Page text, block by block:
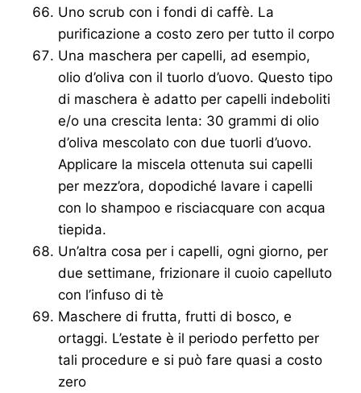
Uno scrub con i fondi di caffè. La
purificazione a costo zero per tutto il corpo
Una maschera per capelli, ad esempio,
olio d’oliva con il tuorlo d’uovo. Questo tipo
di maschera è adatto per capelli indeboliti
e/o una crescita lenta: 30 grammi di olio
d’oliva mescolato con due tuorli d’uovo.
Applicare la miscela ottenuta sui capelli
per mezz’ora, dopodiché lavare i capelli
con lo shampoo e risciacquare con acqua
tiepida.
Un’altra cosa per i capelli, ogni giorno, per
due settimane, frizionare il cuoio capelluto
con l’infuso di tè
Maschere di frutta, frutti di bosco, e
ortaggi. L’estate è il periodo perfetto per
tali procedure e si può fare quasi a costo
zero